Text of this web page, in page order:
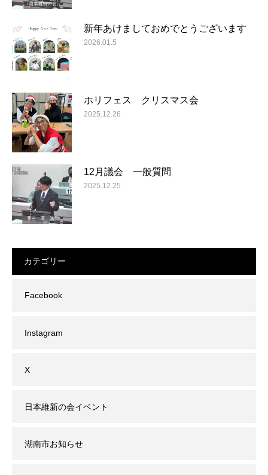
新年あけましておめでとうございます
2026.01.5
ホリフェス クリスマス会
2025.12.26
12月議会 一般質問
2025.12.25
カテゴリー
Facebook
Instagram
X
日本維新の会イベント
湖南市お知らせ